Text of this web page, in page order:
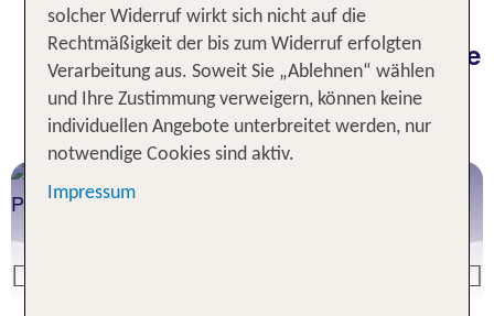
Klimainformationen und die beste
Reisezeit unserer TOP
Fernreiseziele
Previous
DOMINIKANISCHE REPUBLIK
solcher Widerruf wirkt sich nicht auf die
Rechtmäßigkeit der bis zum Widerruf erfolgten
Verarbeitung aus. Soweit Sie „Ablehnen“ wählen
und Ihre Zustimmung verweigern, können keine
individuellen Angebote unterbreitet werden, nur
notwendige Cookies sind aktiv.
Impressum